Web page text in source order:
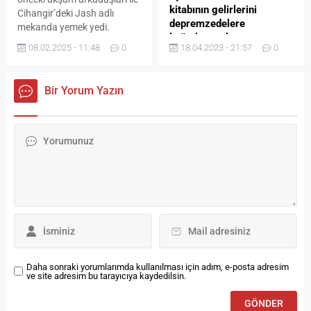
Cihangir’deki Jash adlı
mekanda yemek yedi.
dışında bekleyen basın
“Arkadaşlar, çok soğuk, kar
yağıyor. Eğer beni
hafta evvel ‘Baldız’ adlı filmin
08.02.2025 - 11:48 0
kitabının gelirlerini
depremzedelere
bağışlayacak
Abdurrahman Delen, uzun
18.04.2023 - 21:57 0
Bir Yorum Yazın
Daha sonraki yorumlarımda kullanılması için adım, e-posta adresim
ve site adresim bu tarayıcıya kaydedilsin.